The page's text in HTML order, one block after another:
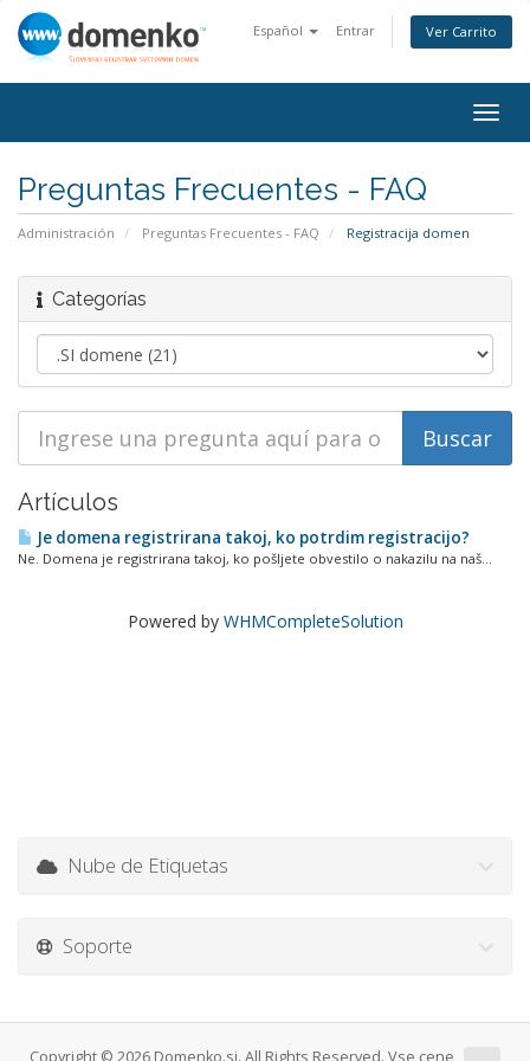
Español Entrar Ver Carrito
Preguntas Frecuentes - FAQ
Administración Preguntas Frecuentes - FAQ Registracija domen
Categorías
Artículos
Je domena registrirana takoj, ko potrdim registracijo?
Ne. Domena je registrirana takoj, ko pošljete obvestilo o nakazilu na naš...
Powered by WHMCompleteSolution
Nube de Etiquetas
Soporte
Copyright © 2026 Domenko.si. All Rights Reserved. Vse cene